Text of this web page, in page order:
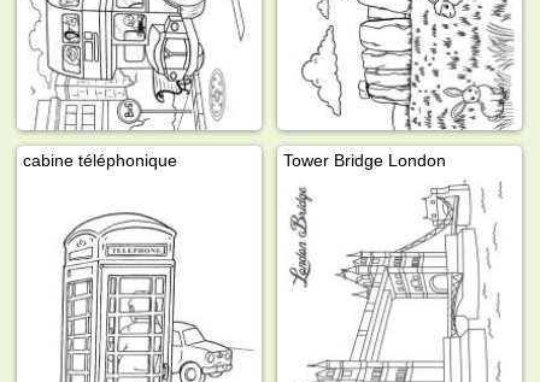
cabine téléphonique Tower Bridge London